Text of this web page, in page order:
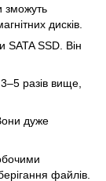
зможуть
дисків.
SSD. Він
разів вище,
дуже
файлів.